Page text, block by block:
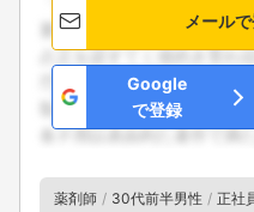
メール
Google
で登録
薬剤師 30代前半男性 正社